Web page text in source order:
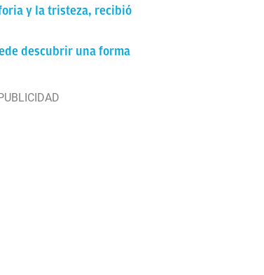
y la tristeza, recibió
descubrir una forma